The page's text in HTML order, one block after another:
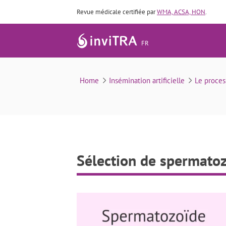
Revue médicale certifiée parWMA, ACSA, HON.
FR
Sélection de
Home Insémination artificielle Le
Sélection de